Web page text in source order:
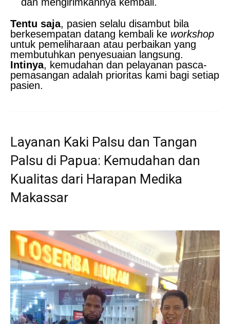
Tentu saja, pasien selalu disambut bila
berkesempatan datang kembali ke workshop
untuk pemeliharaan atau perbaikan yang
membutuhkan penyesuaian langsung.
Intinya, kemudahan dan pelayanan pasca-
pemasangan adalah prioritas kami bagi setiap
pasien.
Layanan Kaki Palsu dan Tangan
Palsu di Papua: Kemudahan dan
Kualitas dari Harapan Medika
Makassar